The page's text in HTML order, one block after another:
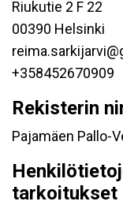
Riukutie 2 F 22
00390 Helsinki
+358452670909
Rekisterin
Pajamäen Pallo-
tarkoitukset